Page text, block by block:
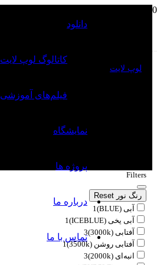
دانلود
کاتالوگ‌ لوپ لایت
فیلم‌های آموزشی
نمایشگاه
پروژه ها
درباره ما
تماس با ما
لوپ لایت
Filters
رنگ نور Reset
آبی (BLUE)
1
آبی یخی (ICEBLUE)
1
آفتابی (3000k)
3
آفتابی روشن (3500k)
1
انبه‌ای (2000k)
3